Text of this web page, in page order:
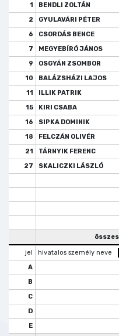
1
BENDLI ZOLTÁN
2
GYULAVÁRI PÉTER
6
CSORDÁS BENCE
7
MEGYEBÍRÓ JÁNOS
9
OSGYÁN ZSOMBOR
10
BALÁZSHÁZI LAJOS
11
ILLIK PATRIK
15
KIRI CSABA
16
SIPKA DOMINIK
18
FELCZÁN OLIVÉR
21
TÁRNYIK FERENC
27
SKALICZKI LÁSZLÓ
jel hivatalos személy neve
A
B
C
D
E